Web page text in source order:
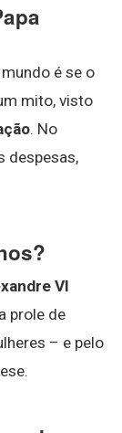
é se o
mito, visto
. No
despesas,
VI
prole de
– e pelo